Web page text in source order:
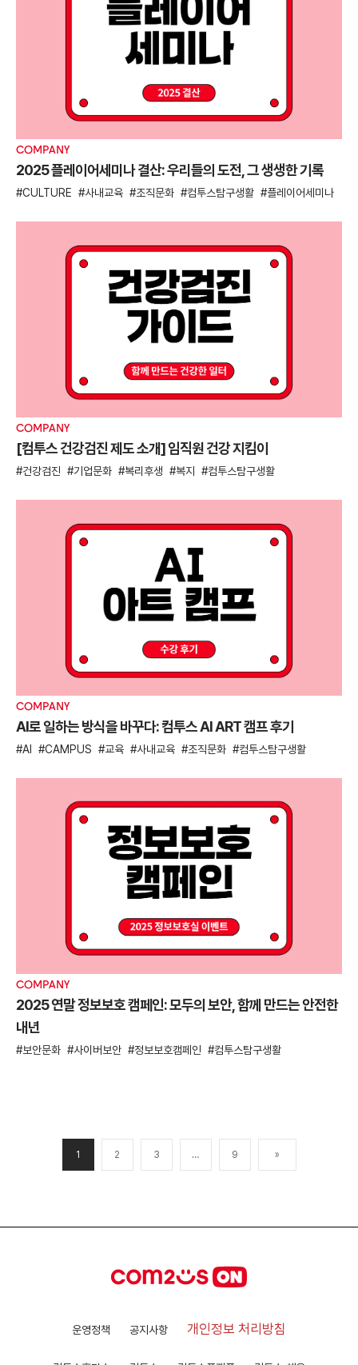
COMPANY
2025 플레이어세미나 결산: 우리들의 도전, 그 생생한 기록
CULTURE 사내교육 조직문화 컴투스탐구생활 플레이어세미나
COMPANY
[컴투스 건강검진 제도 소개] 임직원 건강 지킴이
건강검진 기업문화 복리후생 복지 컴투스탐구생활
COMPANY
AI로 일하는 방식을 바꾸다: 컴투스 AI ART 캠프 후기
AI CAMPUS 교육 사내교육 조직문화 컴투스탐구생활
COMPANY
2025 연말 정보보호 캠페인: 모두의 보안, 함께 만드는 안전한
내년
보안문화 사이버보안 정보보호캠페인 컴투스탐구생활
1 2 3 … 9 »
운영정책 공지사항 개인정보 처리방침